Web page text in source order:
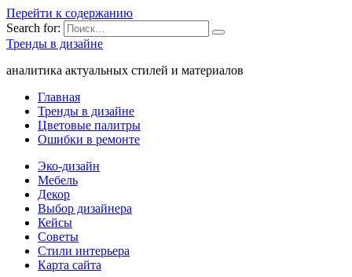
Перейти к содержанию
Search for:
Тренды в дизайне
аналитика актуальных стилей и материалов
Главная
Тренды в дизайне
Цветовые палитры
Ошибки в ремонте
Эко-дизайн
Мебель
Декор
Выбор дизайнера
Кейсы
Советы
Стили интерьера
Карта сайта